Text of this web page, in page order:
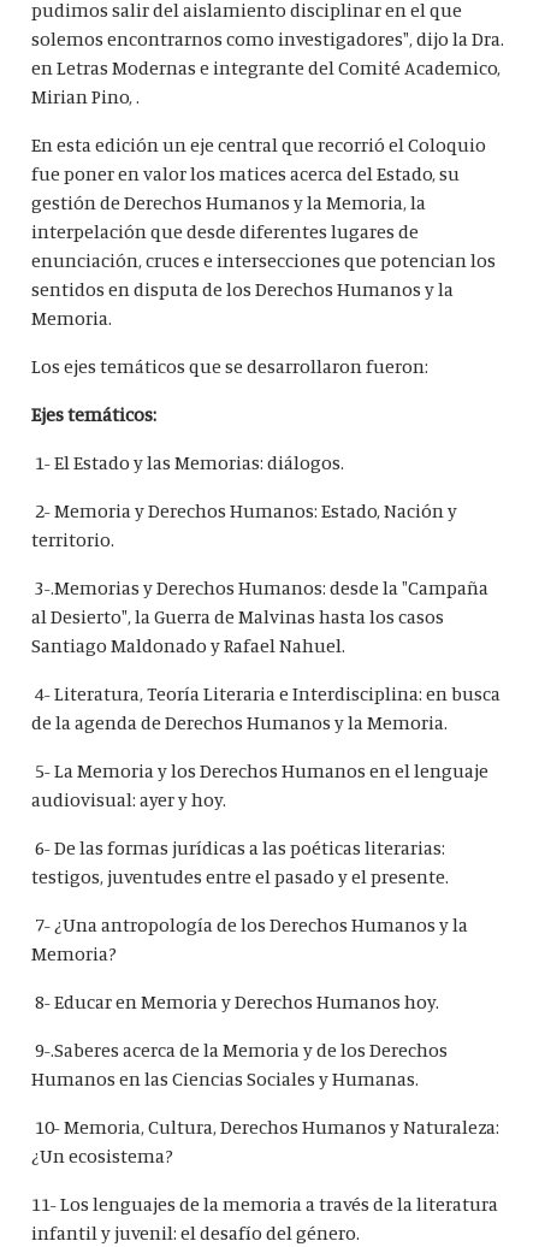
pudimos salir del aislamiento disciplinar en el que
solemos encontrarnos como investigadores", dijo la Dra.
en Letras Modernas e integrante del Comité Academico,
Mirian Pino, .
En esta edición un eje central que recorrió el Coloquio
fue poner en valor los matices acerca del Estado, su
gestión de Derechos Humanos y la Memoria, la
interpelación que desde diferentes lugares de
enunciación, cruces e intersecciones que potencian los
sentidos en disputa de los Derechos Humanos y la
Memoria.
Los ejes temáticos que se desarrollaron fueron:
Ejes temáticos:
1- El Estado y las Memorias: diálogos.
2- Memoria y Derechos Humanos: Estado, Nación y
territorio.
3-.Memorias y Derechos Humanos: desde la "Campaña
al Desierto", la Guerra de Malvinas hasta los casos
Santiago Maldonado y Rafael Nahuel.
4- Literatura, Teoría Literaria e Interdisciplina: en busca
de la agenda de Derechos Humanos y la Memoria.
5- La Memoria y los Derechos Humanos en el lenguaje
audiovisual: ayer y hoy.
6- De las formas jurídicas a las poéticas literarias:
testigos, juventudes entre el pasado y el presente.
7- ¿Una antropología de los Derechos Humanos y la
Memoria?
8- Educar en Memoria y Derechos Humanos hoy.
9-.Saberes acerca de la Memoria y de los Derechos
Humanos en las Ciencias Sociales y Humanas.
10- Memoria, Cultura, Derechos Humanos y Naturaleza:
¿Un ecosistema?
11- Los lenguajes de la memoria a través de la literatura
infantil y juvenil: el desafío del género.